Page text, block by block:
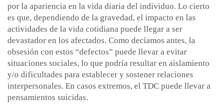
por la apariencia en la vida diaria del individuo. Lo cierto
es que, dependiendo de la gravedad, el impacto en las
actividades de la vida cotidiana puede llegar a ser
devastador en los afectados. Como decíamos antes, la
obsesión con estos “defectos” puede llevar a evitar
situaciones sociales, lo que podría resultar en aislamiento
y/o dificultades para establecer y sostener relaciones
interpersonales. En casos extremos, el TDC puede llevar a
pensamientos suicidas.